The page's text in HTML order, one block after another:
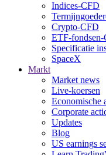
Indices-CFD
Crypto-CFD
ETF-fondsen-
Specificatie
SpaceX
Markt
Market news
Live-koersen
Economische
Corporate
Updates
Blog
US earnings